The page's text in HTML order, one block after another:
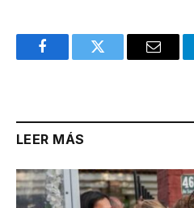
FacebookTwitter Email
LEER MÁS